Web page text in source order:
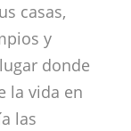
casas,
y
donde
la vida en
las